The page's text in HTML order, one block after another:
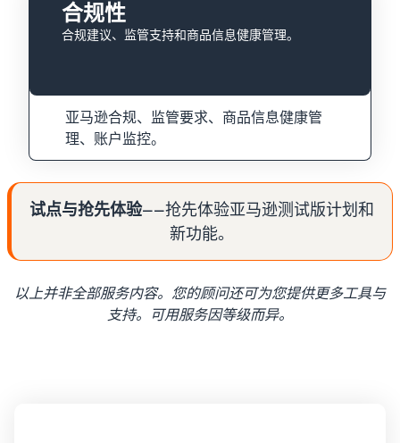
合规性
合规建议、监管支持和商品信息健康管理。
亚马逊合规、监管要求、商品信息健康管
理、账户监控。
试点与抢先体验——抢先体验亚马逊测试版计划和
新功能。
以上并非全部服务内容。您的顾问还可为您提供更多工具与
支持。可用服务因等级而异。